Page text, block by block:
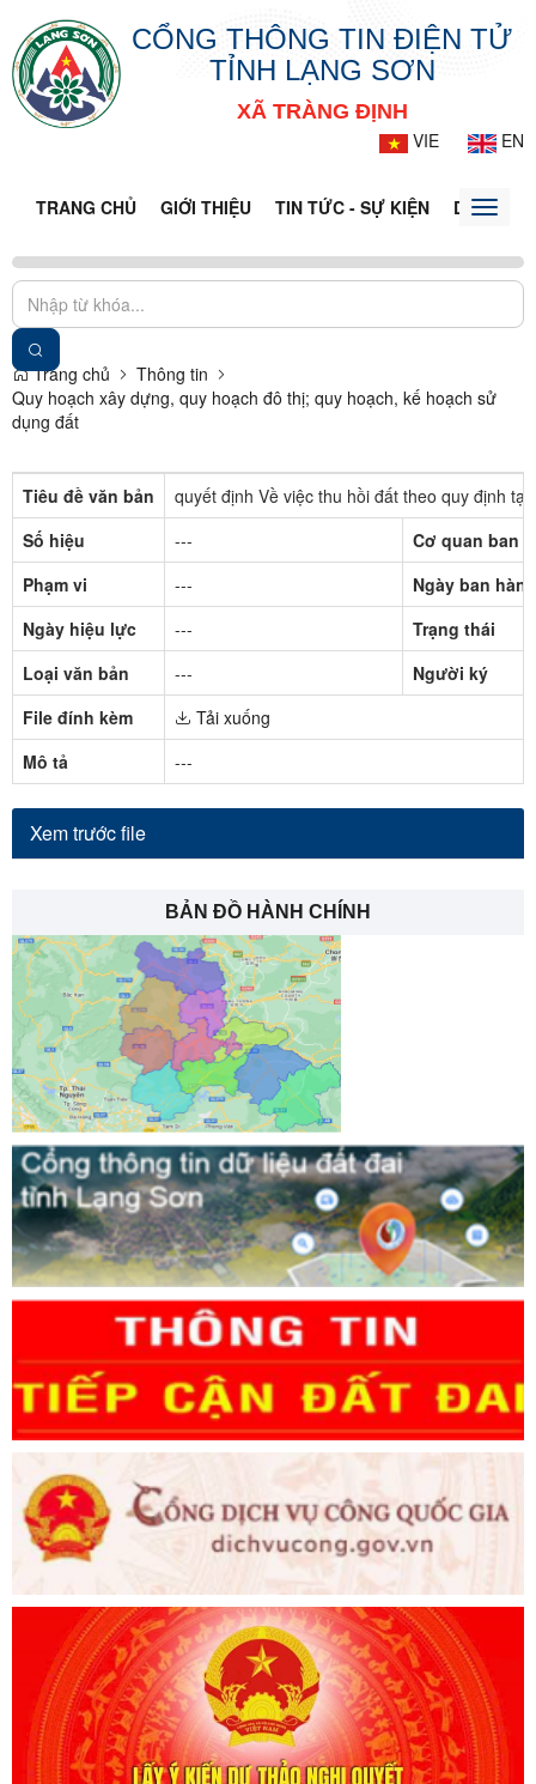
CỔNG THÔNG TIN ĐIỆN TỬ
TỈNH LẠNG SƠN
XÃ TRÀNG ĐỊNH
VIE
EN
TRANG CHỦ GIỚI THIỆU TIN TỨC - SỰ KIỆN DỊCH VỤ
Toggle
Trang chủ
Thông tin
Quy hoạch xây dựng, quy hoạch đô thị; quy hoạch, kế hoạch sử
dụng đất
Tiêu đề văn bản
quyết định Về việc thu hồi đất theo quy định
Số hiệu
---
Cơ quan ban
Phạm vi
---
Ngày ban hành
Ngày hiệu lực
---
Trạng thái
Loại văn bản
---
Người ký
File đính kèm
Tải xuống
Mô tả
---
Xem trước file
BẢN ĐỒ HÀNH CHÍNH